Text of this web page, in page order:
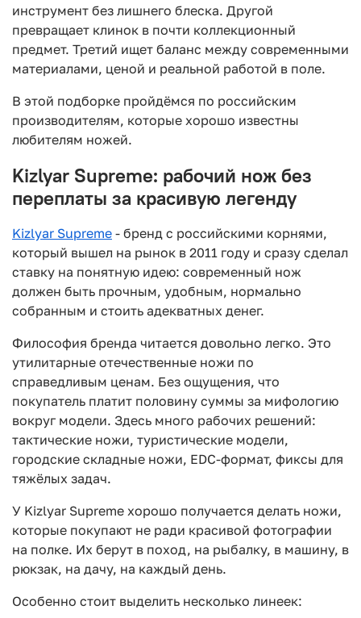
инструмент без лишнего блеска. Другой
превращает клинок в почти коллекционный
предмет. Третий ищет баланс между современными
материалами, ценой и реальной работой в поле.
В этой подборке пройдёмся по российским
производителям, которые хорошо известны
любителям ножей.
Kizlyar Supreme: рабочий нож без
переплаты за красивую легенду
Kizlyar Supreme - бренд с российскими корнями,
который вышел на рынок в 2011 году и сразу сделал
ставку на понятную идею: современный нож
должен быть прочным, удобным, нормально
собранным и стоить адекватных денег.
Философия бренда читается довольно легко. Это
утилитарные отечественные ножи по
справедливым ценам. Без ощущения, что
покупатель платит половину суммы за мифологию
вокруг модели. Здесь много рабочих решений:
тактические ножи, туристические модели,
городские складные ножи, EDC-формат, фиксы для
тяжёлых задач.
У Kizlyar Supreme хорошо получается делать ножи,
которые покупают не ради красивой фотографии
на полке. Их берут в поход, на рыбалку, в машину, в
рюкзак, на дачу, на каждый день.
Особенно стоит выделить несколько линеек: